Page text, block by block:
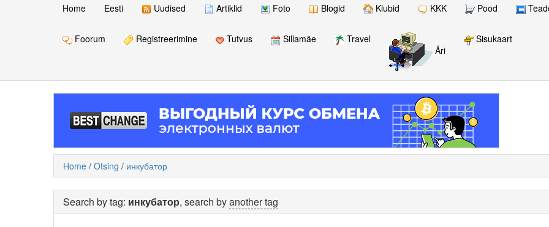
Home Eesti Uudised Artiklid Foto Blogid Klubid KKK Pood
Foorum Registreerimine Tutvus Sillamäe
Travel
Äri
Sisukaart
Home / Otsing / инкубатор
Search by tag: инкубатор, search byanother tag